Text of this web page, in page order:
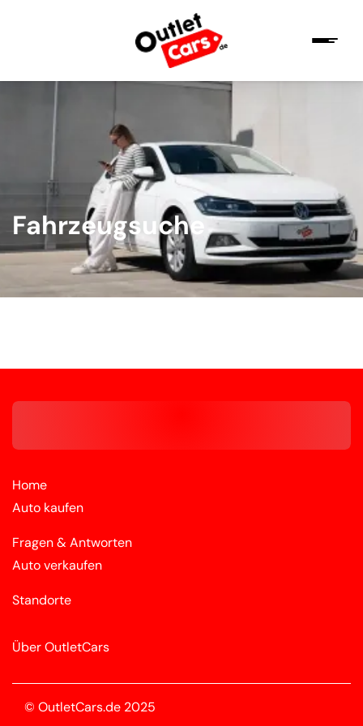
Fahrzeugsuche
Home
Auto kaufen
Fragen & Antworten
Auto verkaufen
Standorte
Über OutletCars
© OutletCars.de 2025